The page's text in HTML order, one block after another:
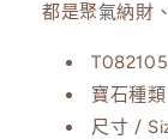
都是聚氣納財
寶石種
尺寸 /